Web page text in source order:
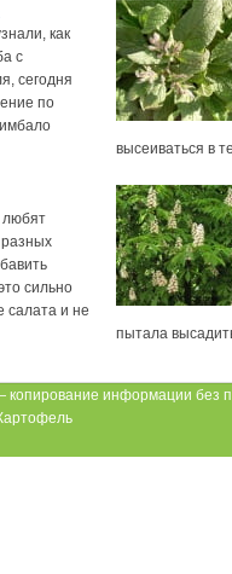
как
с
сегодня
по
высеиваться в
любят
разных
сильно
салата и не
пытала
копирование информации без